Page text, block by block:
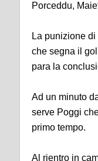
Porceddu,
La punizione
che segna il
para la
Ad un minuto
serve Poggi
primo tempo.
Al rientro in